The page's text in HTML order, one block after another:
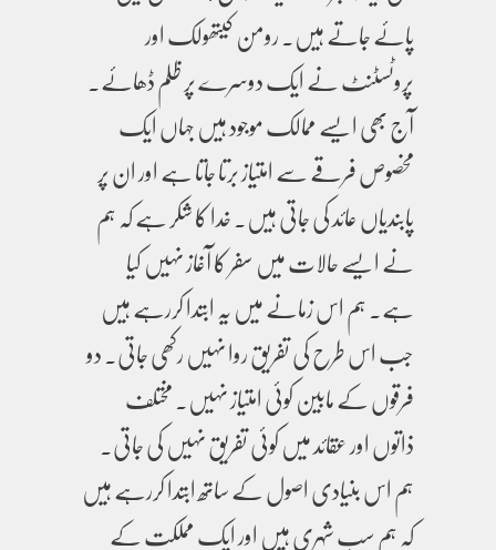
پائے جاتے ہیں۔ رومن کیتھولک اور
پروٹسٹنٹ نے ایک دوسرے پر ظلم ڈھائے۔
آج بھی ایسے ممالک موجود ہیں جہاں ایک
مخصوص فرقے سے امتیاز برتا جاتا ہے اور ان پر
پابندیاں عائد کی جاتی ہیں۔ خدا کا شکر ہے کہ ہم
نے ایسے حالات میں سفر کا آغاز نہیں کیا
ہے۔ ہم اس زمانے میں یہ ابتدا کررہے ہیں
جب اس طرح کی تفریق روا نہیں رکھی جاتی۔ دو
فرقوں کے مابین کوئی امتیاز نہیں۔ مختلف
ذاتوں اور عقائد میں کوئی تفریق نہیں کی جاتی۔
ہم اس بنیادی اصول کے ساتھ ابتدا کررہے ہیں
کہ ہم سب شہری ہیں اور ایک مملکت کے